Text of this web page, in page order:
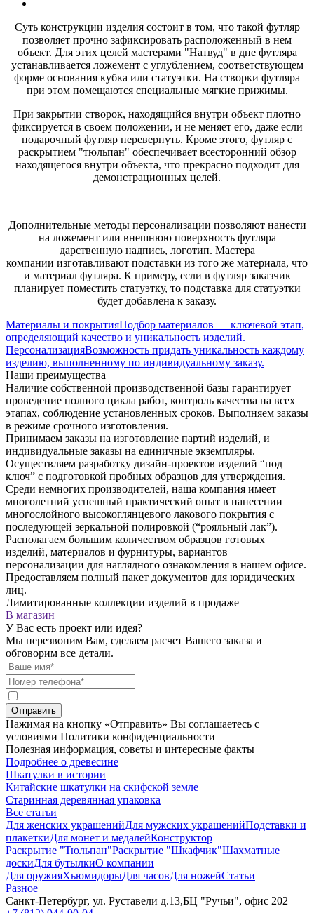
Суть конструкции изделия состоит в том, что такой футляр
позволяет прочно зафиксировать расположенный в нем
объект. Для этих целей мастерами "Натвуд" в дне футляра
устанавливается ложемент с углублением, соответствующем
форме основания кубка или статуэтки. На створки футляра
при этом помещаются специальные мягкие прижимы.
При закрытии створок, находящийся внутри объект плотно
фиксируется в своем положении, и не меняет его, даже если
подарочный футляр перевернуть. Кроме этого, футляр с
раскрытием "тюльпан" обеспечивает всесторонний обзор
находящегося внутри объекта, что прекрасно подходит для
демонстрационных целей.
Дополнительные методы персонализации позволяют нанести
на ложемент или внешнюю поверхность футляра
дарственную надпись, логотип. Мастера
компании изготавливают подставки из того же материала, что
и материал футляра. К примеру, если в футляр заказчик
планирует поместить статуэтку, то подставка для статуэтки
будет добавлена к заказу.
Материалы и покрытияПодбор материалов — ключевой этап,
определяющий качество и уникальность изделий.
ПерсонализацияВозможность придать уникальность каждому
изделию, выполненному по индивидуальному заказу.
Наши преимущества
Наличие собственной производственной базы гарантирует
проведение полного цикла работ, контроль качества на всех
этапах, соблюдение установленных сроков. Выполняем заказы
в режиме срочного изготовления.
Принимаем заказы на изготовление партий изделий, и
индивидуальные заказы на единичные экземпляры.
Осуществляем разработку дизайн-проектов изделий “под
ключ” с подготовкой пробных образцов для утверждения.
Среди немногих производителей, наша компания имеет
многолетний успешный практический опыт в нанесении
многослойного высокоглянцевого лакового покрытия с
последующей зеркальной полировкой (“рояльный лак”).
Располагаем большим количеством образцов готовых
изделий, материалов и фурнитуры, вариантов
персонализации для наглядного ознакомления в нашем офисе.
Предоставляем полный пакет документов для юридических
лиц.
Лимитированные коллекции изделий в продаже
В магазин
У Вас есть проект или идея?
Мы перезвоним Вам, сделаем расчет Вашего заказа и
обговорим все детали.
Отправить
Нажимая на кнопку «Отправить» Вы соглашаетесь с
условиями Политики конфиденциальности
Полезная информация, советы и интересные факты
Подробнее о древесине
Шкатулки в истории
Китайские шкатулки на скифской земле
Старинная деревянная упаковка
Все статьи
Для женских украшенийДля мужских украшенийПодставки и
плакеткиДля монет и медалейКонструктор
Раскрытие "Тюльпан"Раскрытие "Шкафчик"Шахматные
доскиДля бутылкиО компании
Для оружияХьюмидорыДля часовДля ножейСтатьи
Разное
Санкт-Петербург, ул. Руставели д.13,БЦ "Ручьи", офис 202